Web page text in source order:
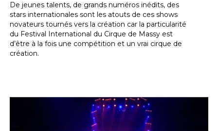
De jeunes talents, de grands numéros inédits, des
stars internationales sont les atouts de ces shows
novateurs tournés vers la création car la particularité
du Festival International du Cirque de Massy est
d’être à la fois une compétition et un vrai cirque de
création.